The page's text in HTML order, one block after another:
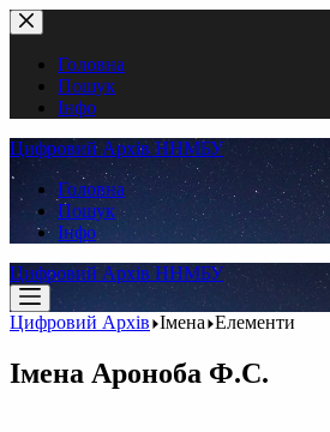
Перейти
до
вмістуГоловна
Пошук
Інфо
Цифровий Архів ННМБУ
Головна
Пошук
Інфо
Цифровий Архів ННМБУ
Цифровий Архів Імена Елементи
Імена Ароноба Ф.С.